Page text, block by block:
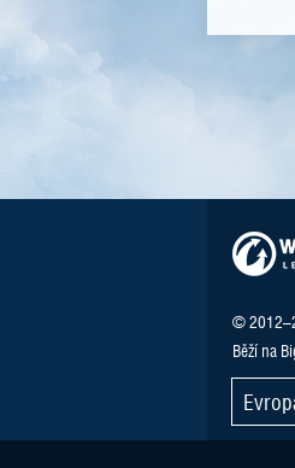
©
Běží na